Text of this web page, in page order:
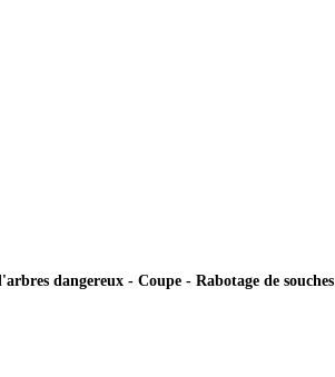
dangereux - Coupe - Rabotage de souches